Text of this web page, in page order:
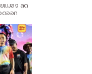
แมลง ลด
ดออก